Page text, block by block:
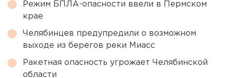
Режим БПЛА-опасности ввели в Пермском
крае
Челябинцев предупредили о возможном
выходе из берегов реки Миасс
Ракетная опасность угрожает Челябинской
области